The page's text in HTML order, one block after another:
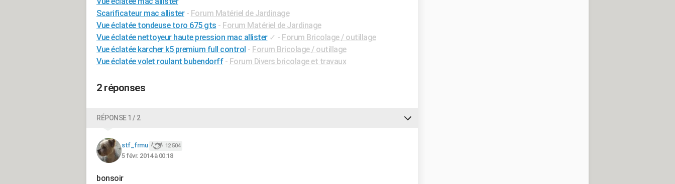
Scarificateur mac allister - Forum Matériel de Jardinage
Vue éclatée tondeuse toro 675 gts - Forum Matériel de Jardinage
Vue éclatée nettoyeur haute pression mac allister ✓ - Forum Bricolage / outillage
Vue éclatée karcher k5 premium full control - Forum Bricolage / outillage
Vue éclatée volet roulant bubendorff - Forum Divers bricolage et travaux
2 réponses
RÉPONSE 1 / 2
stf_frmu 12 504
5 févr. 2014 à 00:18
bonsoir